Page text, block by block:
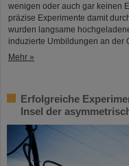
wenigen oder auch gar keinen
präzise Experimente damit
wurden langsame
induzierte Umbildungen an der
Mehr »
Erfolgreiche
Insel der